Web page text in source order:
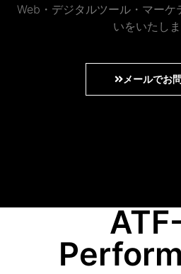
Web・デジタルツール・マー
いをいたしま
メールでお